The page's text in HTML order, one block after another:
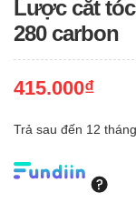
Lược cắt tóc
280 carbon
415.000₫
Trả sau đến 12